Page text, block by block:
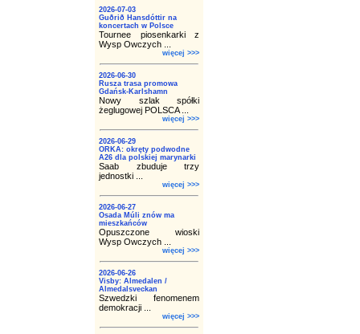
2026-07-03
Guðrið Hansdóttir na
koncertach w Polsce
Tournee piosenkarki z
Wysp Owczych ...
więcej >>>
2026-06-30
Rusza trasa promowa
Gdańsk-Karlshamn
Nowy szlak spółki
żeglugowej POLSCA ...
więcej >>>
2026-06-29
ORKA: okręty podwodne
A26 dla polskiej marynarki
Saab zbuduje trzy
jednostki ...
więcej >>>
2026-06-27
Osada Múli znów ma
mieszkańców
Opuszczone wioski
Wysp Owczych ...
więcej >>>
2026-06-26
Visby: Almedalen /
Almedalsveckan
Szwedzki fenomenem
demokracji ...
więcej >>>